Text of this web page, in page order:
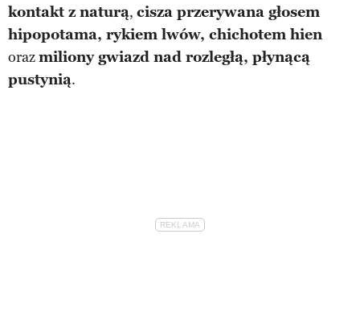
kontakt z naturą, cisza przerywana głosem
hipopotama, rykiem lwów, chichotem hien
orazmiliony gwiazd nad rozległą, płynącą
pustynią.